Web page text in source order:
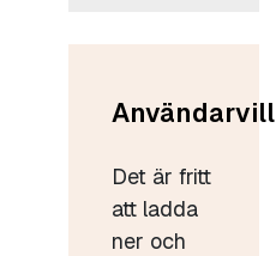
Det är fritt
att ladda
ner och